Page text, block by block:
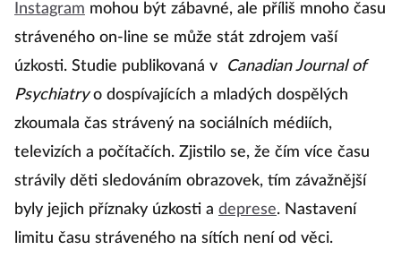
Instagram mohou být zábavné, ale příliš mnoho času
stráveného on-line se může stát zdrojem vaší
úzkosti. Studie publikovaná v
Canadian Journal of
Psychiatryo dospívajících a mladých dospělých
zkoumala čas strávený na sociálních médiích,
televizích a počítačích. Zjistilo se, že čím více času
strávily děti sledováním obrazovek, tím závažnější
byly jejich příznaky úzkosti a deprese. Nastavení
limitu času stráveného na sítích není od věci.